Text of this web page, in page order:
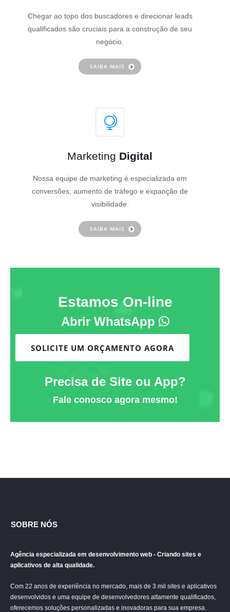
Chegar ao topo dos buscadores e direcionar leads
qualificados são cruciais para a construção de seu
negócio.
SAIBA MAIS
Marketing Digital
Nossa equipe de marketing é especializada em
conversões, aumento de tráfego e expanção de
visibilidade.
SAIBA MAIS
Estamos On-line
Abrir WhatsApp
SOLICITE UM ORÇAMENTO AGORA
Precisa de Site ou App?
Fale conosco agora mesmo!
SOBRE NÓS
Agência especializada em desenvolvimento web - Criando sites e
aplicativos de alta qualidade.
Com 22 anos de experiência no mercado, mais de 3 mil sites e aplicativos
desenvolvidos e uma equipe de desenvolvedores altamente qualificados,
oferecemos soluções personalizadas e inovadoras para sua empresa.